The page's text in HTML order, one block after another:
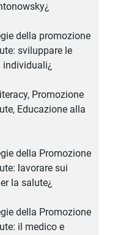
della promozione
sviluppare le
Promozione
Educazione alla
della Promozione
lavorare sui
la salute¿
della Promozione
il medico e